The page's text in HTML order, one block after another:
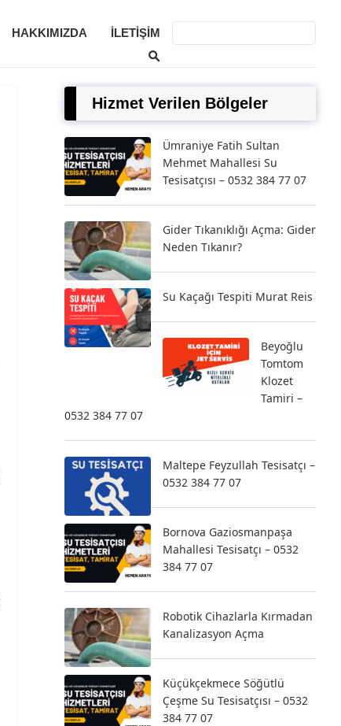
HAKKIMIZDA İLETIŞIM
Hizmet Verilen Bölgeler
Ümraniye Fatih Sultan
Mehmet Mahallesi Su
Tesisatçısı – 0532 384 77 07
Gider Tıkanıklığı Açma: Gider
Neden Tıkanır?
Su Kaçağı Tespiti Murat Reis
Beyoğlu
Tomtom
Klozet
Tamiri –
0532 384 77 07
Maltepe Feyzullah Tesisatçı –
0532 384 77 07
Bornova Gaziosmanpaşa
Mahallesi Tesisatçı – 0532
384 77 07
Robotik Cihazlarla Kırmadan
Kanalizasyon Açma
Küçükçekmece Söğütlü
Çeşme Su Tesisatçısı – 0532
384 77 07